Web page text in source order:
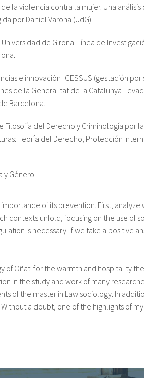
la violencia contra la mujer. Una
por Daniel Varona (UdG).
de Girona. Línea de
e innovación "GESSUS (gestación por
de la Generalitat de la Catalunya
Barcelona.
del Derecho y Criminología por
Teoría del Derecho, Protección
y Género.
of its prevention. First,
contexts unfold, focusing on the use of
is necessary. If we take a positive
of Oñati for the warmth and hospitality
in the study and work of many
of the master in Law sociology. In
a doubt, one of the highlights of my